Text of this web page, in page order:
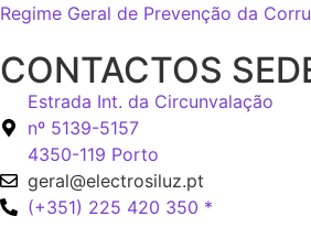
Regime Geral de Prevenção da
CONTACTOS
Estrada Int. da Circunvalação
nº 5139-5157
4350-119 Porto
geral@electrosiluz.pt
(+351) 225 420 350 *